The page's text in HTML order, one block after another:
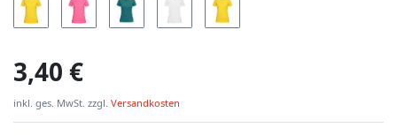
3,40 €
inkl. ges. MwSt. zzgl. Versandkosten